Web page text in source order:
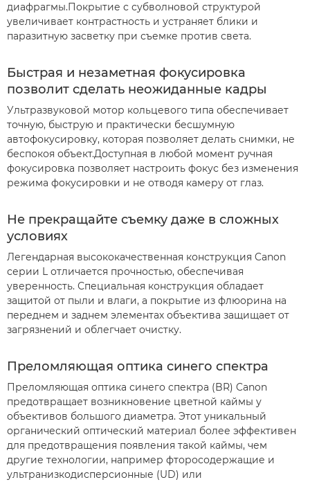
диафрагмы.Покрытие с субволновой структурой
увеличивает контрастность и устраняет блики и
паразитную засветку при съемке против света.
Быстрая и незаметная фокусировка
позволит сделать неожиданные кадры
Ультразвуковой мотор кольцевого типа обеспечивает
точную, быструю и практически бесшумную
автофокусировку, которая позволяет делать снимки, не
беспокоя объект.Доступная в любой момент ручная
фокусировка позволяет настроить фокус без изменения
режима фокусировки и не отводя камеру от глаз.
Не прекращайте съемку даже в сложных
условиях
Легендарная высококачественная конструкция Canon
серии L отличается прочностью, обеспечивая
уверенность. Специальная конструкция обладает
защитой от пыли и влаги, а покрытие из флюорина на
переднем и заднем элементах объектива защищает от
загрязнений и облегчает очистку.
Преломляющая оптика синего спектра
Преломляющая оптика синего спектра (BR) Canon
предотвращает возникновение цветной каймы у
объективов большого диаметра. Этот уникальный
органический оптический материал более эффективен
для предотвращения появления такой каймы, чем
другие технологии, например фторосодержащие и
ультранизкодисперсионные (UD) или